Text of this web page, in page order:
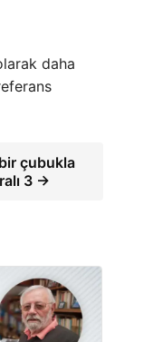
daha
çubukla
3 →